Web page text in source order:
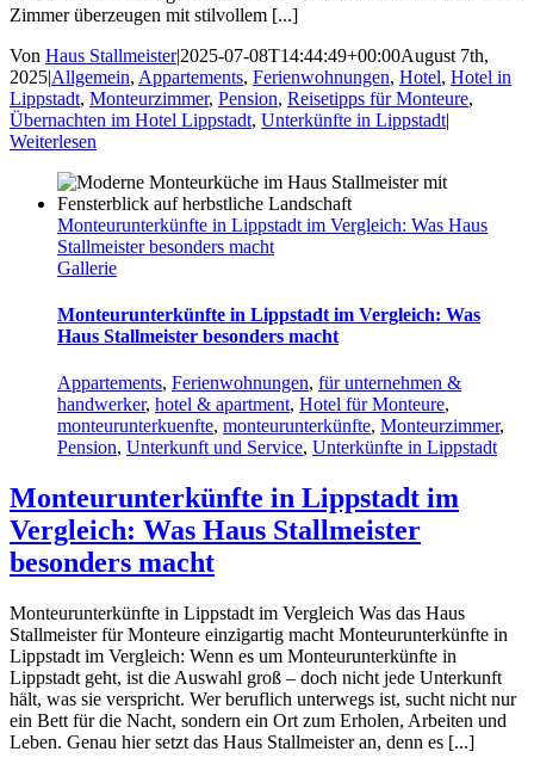
Zimmer überzeugen mit stilvollem [...]
Von Haus Stallmeister|2025-07-08T14:44:49+00:00August 7th,
2025|Allgemein, Appartements, Ferienwohnungen, Hotel, Hotel in
Lippstadt, Monteurzimmer, Pension, Reisetipps für Monteure,
Übernachten im Hotel Lippstadt, Unterkünfte in Lippstadt|
Weiterlesen
Monteurunterkünfte in Lippstadt im Vergleich: Was Haus
Stallmeister besonders macht
Gallerie
Monteurunterkünfte in Lippstadt im Vergleich: Was
Haus Stallmeister besonders macht
Appartements, Ferienwohnungen, für unternehmen &
handwerker, hotel & apartment, Hotel für Monteure,
monteurunterkuenfte, monteurunterkünfte, Monteurzimmer,
Pension, Unterkunft und Service, Unterkünfte in Lippstadt
Monteurunterkünfte in Lippstadt im
Vergleich: Was Haus Stallmeister
besonders macht
Monteurunterkünfte in Lippstadt im Vergleich Was das Haus
Stallmeister für Monteure einzigartig macht Monteurunterkünfte in
Lippstadt im Vergleich: Wenn es um Monteurunterkünfte in
Lippstadt geht, ist die Auswahl groß – doch nicht jede Unterkunft
hält, was sie verspricht. Wer beruflich unterwegs ist, sucht nicht nur
ein Bett für die Nacht, sondern ein Ort zum Erholen, Arbeiten und
Leben. Genau hier setzt das Haus Stallmeister an, denn es [...]